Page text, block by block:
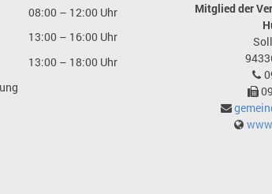
08:00 – 12:00 Uhr
13:00 – 16:00 Uhr
13:00 – 18:00 Uhr
Mitglied der